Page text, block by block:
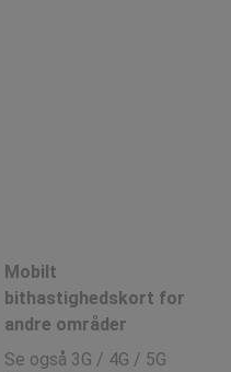
Mobilt
bithastighedskort for
andre områder
Se også 3G / 4G / 5G